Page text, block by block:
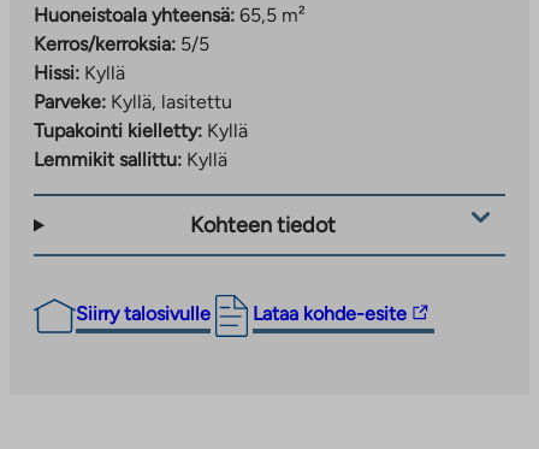
Huoneistoala yhteensä: 65,5 m²
Kerros/kerroksia: 5/5
Hissi: Kyllä
Parveke: Kyllä, lasitettu
Tupakointi kielletty: Kyllä
Lemmikit sallittu: Kyllä
Kohteen tiedot
Siirry talosivulle Lataa kohde-esite
Linkki
vie